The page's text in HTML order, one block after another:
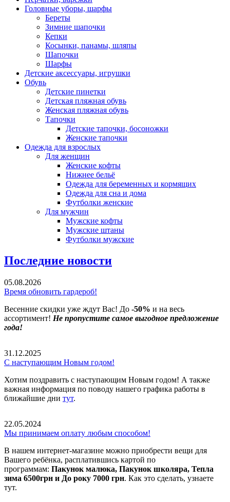
Головные уборы, шарфы
Береты
Зимние шапочки
Кепки
Косынки, панамы, шляпы
Шапочки
Шарфы
Детские аксессуары, игрушки
Обувь
Детские пинетки
Детская пляжная обувь
Женская пляжная обувь
Тапочки
Детские тапочки, босоножки
Женские тапочки
Одежда для взрослых
Для женщин
Женские кофты
Нижнее бельё
Одежда для беременных и кормящих
Одежда для сна и дома
Футболки женские
Для мужчин
Мужские кофты
Мужские штаны
Футболки мужские
Последние новости
05.08.2026
Время обновить гардероб!
Весенние скидки уже ждут Вас! До -50% и на весь
ассортимент! Не пропустите самое выгодное предложение
года!
31.12.2025
С наступающим Новым годом!
Хотим поздравить с наступающим Новым годом! А также
важная информация по поводу нашего графика работы в
ближайшие дни тут.
22.05.2024
Мы принимаем оплату любым способом!
В нашем интернет-магазине можно приобрести вещи для
Вашего ребёнка, расплатившись картой по
программам: Пакунок малюка, Пакунок школяра, Тепла
зима 6500грн и До року 7000 грн. Как это сделать, узнаете
тут.